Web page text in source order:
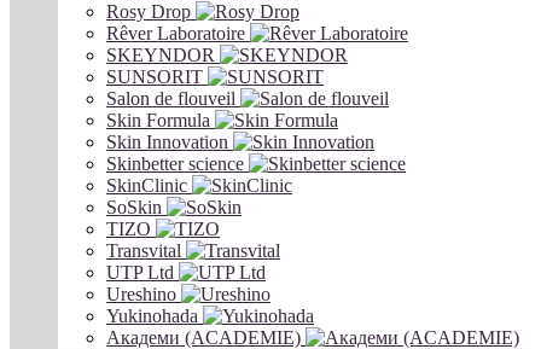
Rosy Drop
Rêver Laboratoire
SKEYNDOR
SUNSORIT
Salon de flouveil
Skin Formula
Skin Innovation
Skinbetter science
SkinСlinic
SoSkin
TIZO
Transvital
UTP Ltd
Ureshino
Yukinohada
Академи (ACADEMIE)